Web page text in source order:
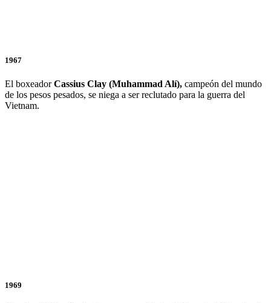
1967
El boxeadorCassius Clay (Muhammad Alí), campeón del mundo
de los pesos pesados, se niega a ser reclutado para la guerra del
Vietnam.
1969